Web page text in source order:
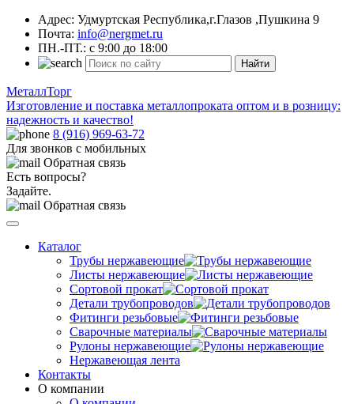
Адрес: Удмуртская Республика,г.Глазов ,Пушкина 9
Почта: info@nergmet.ru
ПН.-ПТ.: с 9:00 до 18:00
Найти
МеталлТорг
Изготовление и поставка металлопроката оптом и в розницу:
надежность и качество!
8 (916) 969-63-72
Для звонков с мобильных
Обратная связь
Есть вопросы?
Задайте.
Обратная связь
Каталог
Трубы нержавеющие
Листы нержавеющие
Сортовой прокат
Детали трубопроводов
Фитинги резьбовые
Сварочные материалы
Рулоны нержавеющие
Нержавеющая лента
Контакты
О компании